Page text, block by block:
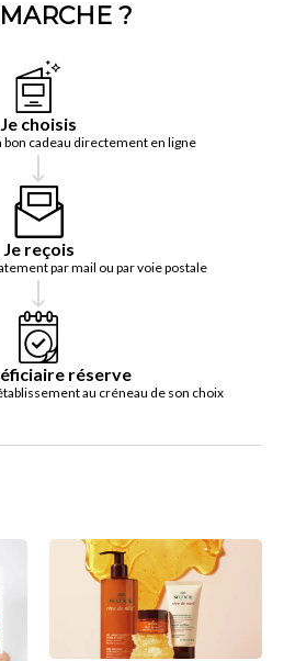
?
Je choisis
cadeau directement en ligne
Je reçois
par mail ou par voie postale
réserve
au créneau de son choix